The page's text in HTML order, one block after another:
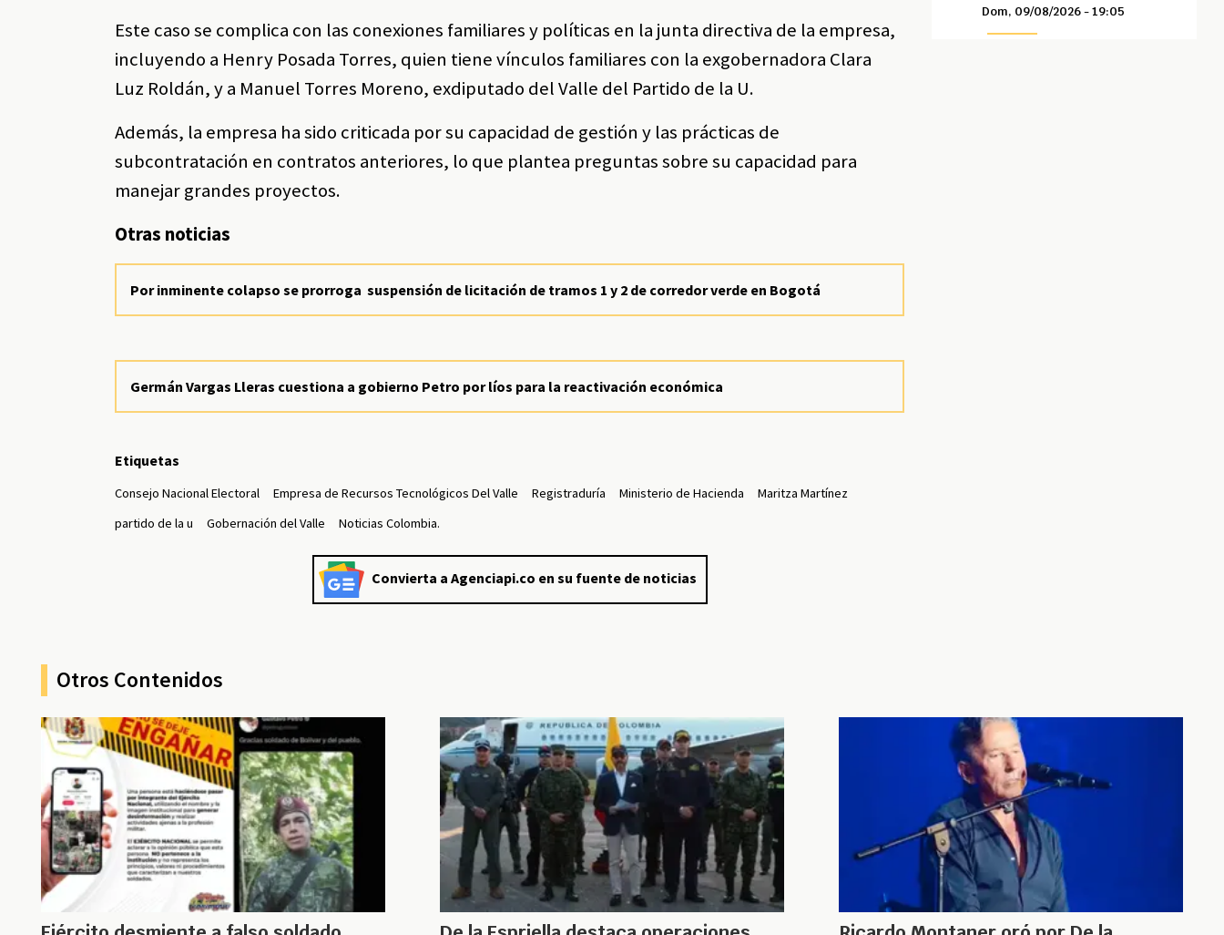
Este caso se complica con las conexiones familiares y políticas en la junta directiva de la empresa,
incluyendo a Henry Posada Torres, quien tiene vínculos familiares con la exgobernadora Clara
Luz Roldán, y a Manuel Torres Moreno, exdiputado del Valle del Partido de la U.
Además, la empresa ha sido criticada por su capacidad de gestión y las prácticas de
subcontratación en contratos anteriores, lo que plantea preguntas sobre su capacidad para
manejar grandes proyectos.
Otras noticias
Por inminente colapso se prorroga suspensión de licitación de tramos 1 y 2 de corredor verde en Bogotá
Germán Vargas Lleras cuestiona a gobierno Petro por líos para la reactivación económica
Etiquetas
Consejo Nacional Electoral Empresa de Recursos Tecnológicos Del Valle Registraduría Ministerio de Hacienda
Maritza Martínez
partido de la u
Gobernación del Valle Noticias Colombia.
Convierta a Agenciapi.co en su fuente de noticias
Dom, 09/08/2026 - 19:05
Otros Contenidos